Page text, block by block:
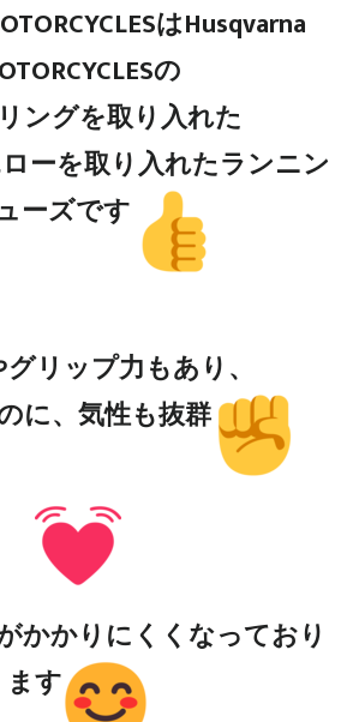
はHusqvarna
の
ングを取り入れた
ーを取り入れたランニン
ーズです
リップ力もあり、
に、気性も抜群
かかりにくくなっており
ます